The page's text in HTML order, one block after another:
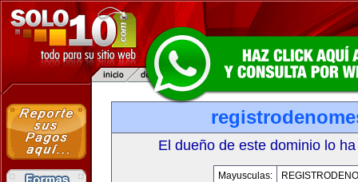
El dueño de este dominio lo
Mayusculas: